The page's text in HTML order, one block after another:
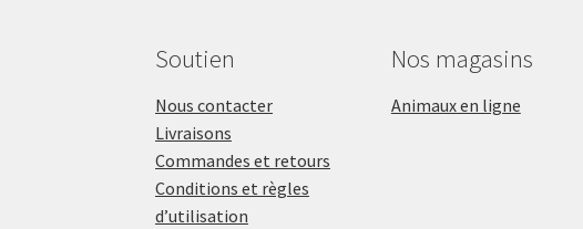
Soutien
Nous contacter
Livraisons
Commandes et retours
Conditions et règles
d’utilisation
Nos magasins
Animaux en ligne